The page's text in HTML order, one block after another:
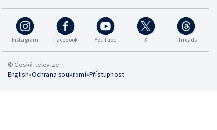
Instagram Facebook YouTube X Threads
© Česká televize
English•Ochrana soukromí•Přístupnost